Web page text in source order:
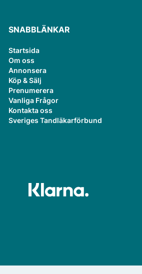
SNABBLÄNKAR
Startsida
Om oss
Annonsera
Köp & Sälj
Prenumerera
Vanliga Frågor
Kontakta oss
Sveriges Tandläkarförbund